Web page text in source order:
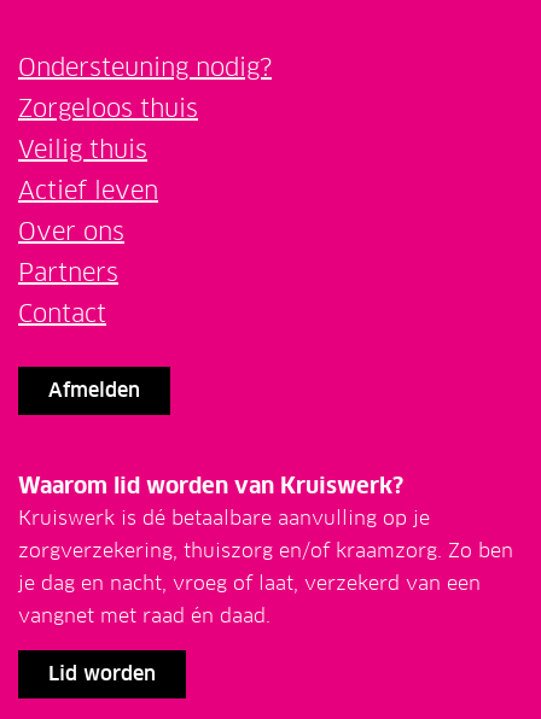
Ondersteuning nodig?
Zorgeloos thuis
Veilig thuis
Actief leven
Over ons
Partners
Contact
Afmelden
Waarom lid worden van Kruiswerk?
Kruiswerk is dé betaalbare aanvulling op je
zorgverzekering, thuiszorg en/of kraamzorg. Zo ben
je dag en nacht, vroeg of laat, verzekerd van een
vangnet met raad én daad.
Lid worden